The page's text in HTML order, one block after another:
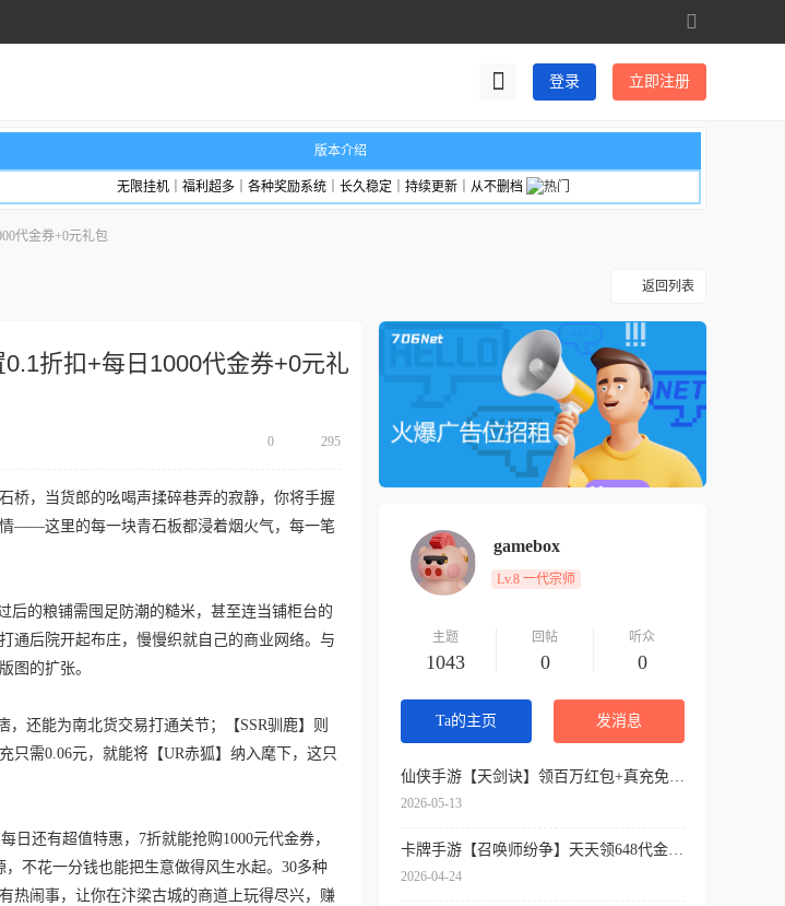
切
换
到
宽
登录 立即注册
版本介绍
无限挂机｜福利超多｜各种奖励系统｜长久稳定｜持续更新｜从不删档
代金券+0元礼包
返回列表
折扣+每日1000代金券+0元礼
295
0
桥，当货郎的吆喝声揉碎巷弄的寂静，你将手握
——这里的每一块青石板都浸着烟火气，每一笔
后的粮铺需囤足防潮的糙米，甚至连当铺柜台的
通后院开起布庄，慢慢织就自己的商业网络。与
图的扩张。
还能为南北货交易打通关节；【SSR驯鹿】则
只需0.06元，就能将【UR赤狐】纳入麾下，这只
还有超值特惠，7折就能抢购1000元代金券，
不花一分钱也能把生意做得风生水起。30多种
热闹事，让你在汴梁古城的商道上玩得尽兴，赚
gamebox
Lv.8 一代宗师
主题
1043
回帖
0
听众
0
Ta的主页 发消息
2026-05-13
2026-04-24